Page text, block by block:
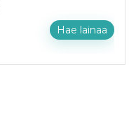
Hae lainaa